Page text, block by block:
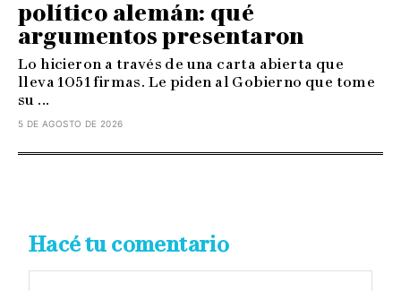
político alemán: qué
argumentos presentaron
Lo hicieron a través de una carta abierta que
lleva 1051 firmas. Le piden al Gobierno que tome
su ...
5 DE AGOSTO DE 2026
Hacé tu comentario